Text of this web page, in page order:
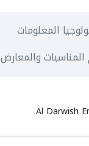
المعلومات
والمعارض
Al Darwish